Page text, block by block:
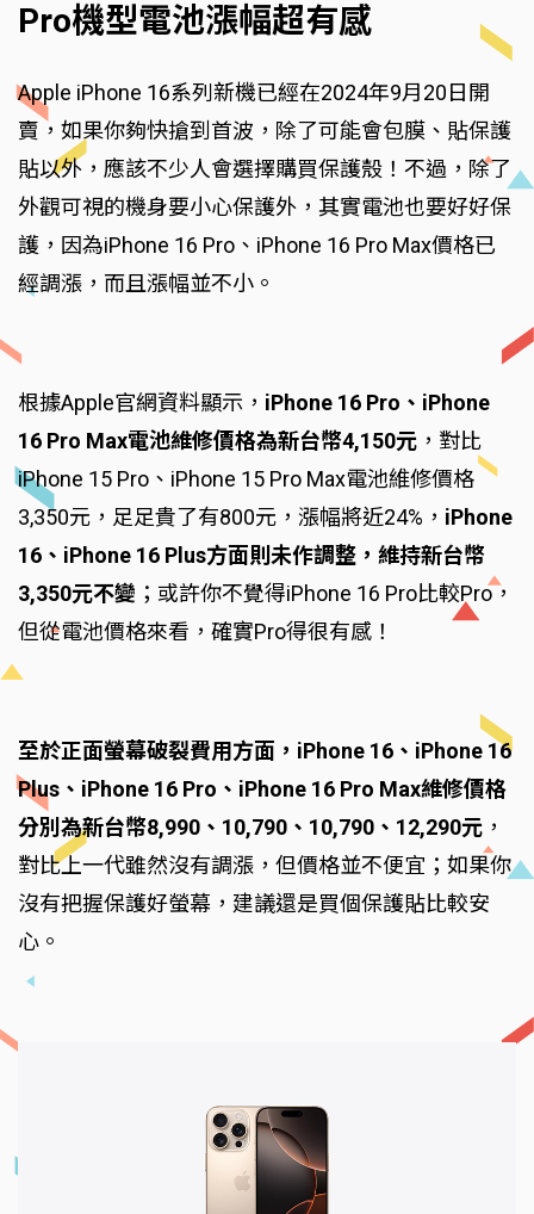
Pro機型電池漲幅超有感
Apple iPhone 16系列新機已經在2024年9月20日開
賣，如果你夠快搶到首波，除了可能會包膜、貼保護
貼以外，應該不少人會選擇購買保護殼！不過，除了
外觀可視的機身要小心保護外，其實電池也要好好保
護，因為iPhone 16 Pro、iPhone 16 Pro Max價格已
經調漲，而且漲幅並不小。
根據Apple官網資料顯示， iPhone 16 Pro、iPhone
16 Pro Max電池維修價格為新台幣4,150元 ，對比
iPhone 15 Pro、iPhone 15 Pro Max電池維修價格
3,350元，足足貴了有800元，漲幅將近24%， iPhone
16、iPhone 16 Plus方面則未作調整，維持新台幣
3,350元不變 ；或許你不覺得iPhone 16 Pro比較Pro，
但從電池價格來看，確實Pro得很有感！
至於正面螢幕破裂費用方面，iPhone 16、iPhone 16
Plus、iPhone 16 Pro、iPhone 16 Pro Max維修價格
分別為新台幣8,990、10,790、10,790、12,290元 ，
對比上一代雖然沒有調漲，但價格並不便宜；如果你
沒有把握保護好螢幕，建議還是買個保護貼比較安
心。